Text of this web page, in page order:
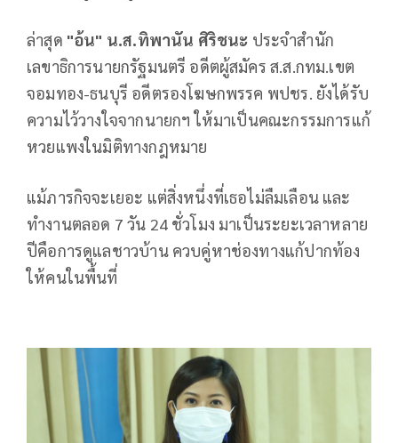
ล่าสุด "อ้น" น.ส.ทิพานัน ศิริชนะ ประจำสำนัก
เลขาธิการนายกรัฐมนตรี อดีตผู้สมัคร ส.ส.กทม.เขต
จอมทอง-ธนบุรี อดีตรองโฆษกพรรค พปชร. ยังได้รับ
ความไว้วางใจจากนายกฯ ให้มาเป็นคณะกรรมการแก้
หวยแพงในมิติทางกฎหมาย
แม้ภารกิจจะเยอะ แต่สิ่งหนึ่งที่เธอไม่ลืมเลือน และ
ทำงานตลอด 7 วัน 24 ชั่วโมง มาเป็นระยะเวลาหลาย
ปีคือการดูแลชาวบ้าน ควบคู่หาช่องทางแก้ปากท้อง
ให้คนในพื้นที่